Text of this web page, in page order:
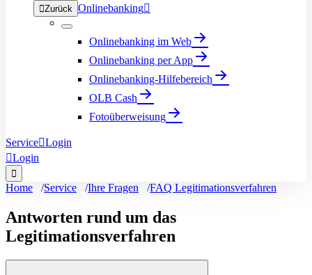
Zurück Onlinebanking
Onlinebanking im Web
Onlinebanking per App
Onlinebanking-Hilfebereich
OLB Cash
Fotoüberweisung
ServiceLogin
Login

Home Service Ihre Fragen FAQ Legitimationsverfahren
Antworten rund um das
Legitimationsverfahren